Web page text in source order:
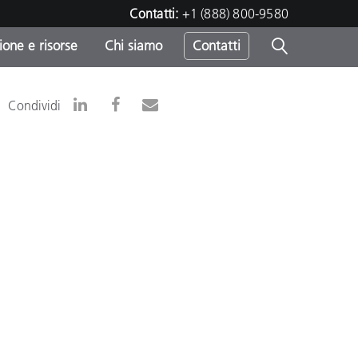
Contatti: +1 (888) 800-9580
e risorse Chi siamo Contatti
Condividi